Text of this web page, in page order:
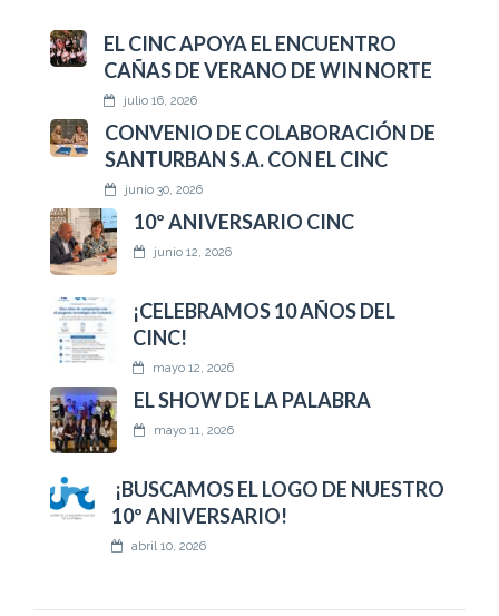
EL CINC APOYA EL ENCUENTRO
CAÑAS DE VERANO DE WIN NORTE
julio 16, 2026
CONVENIO DE COLABORACIÓN DE
SANTURBAN S.A. CON EL CINC
junio 30, 2026
10º ANIVERSARIO CINC
junio 12, 2026
¡CELEBRAMOS 10 AÑOS DEL
CINC!
mayo 12, 2026
EL SHOW DE LA PALABRA
mayo 11, 2026
¡BUSCAMOS EL LOGO DE NUESTRO
10º ANIVERSARIO!
abril 10, 2026